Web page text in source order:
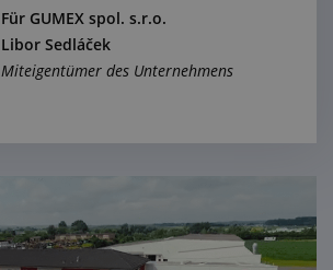
Für GUMEX spol. s.r.o.
Libor Sedláček
Miteigentümer des Unternehmens